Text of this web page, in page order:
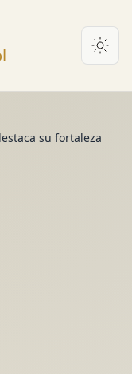
su fortaleza